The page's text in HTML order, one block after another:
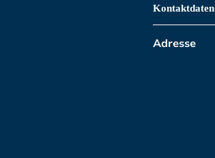
Kontaktdaten
Adresse